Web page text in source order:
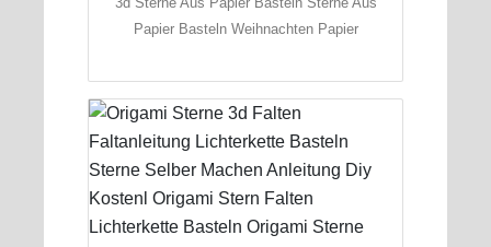
Papier Basteln Weihnachten Papier